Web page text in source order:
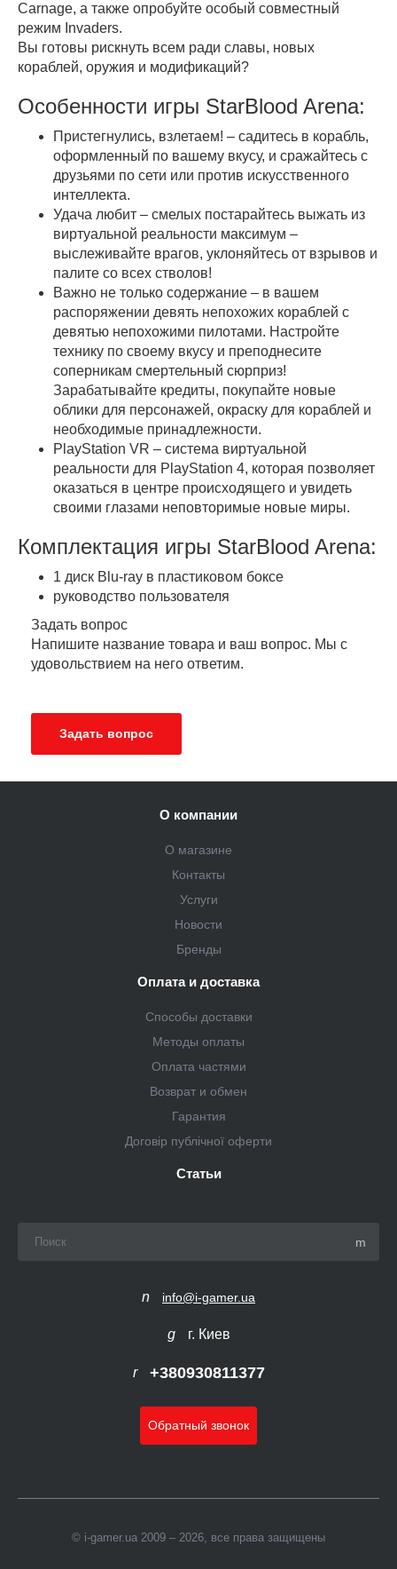
Carnage, а также опробуйте особый совместный
режим Invaders.
Вы готовы рискнуть всем ради славы, новых
кораблей, оружия и модификаций?
Особенности игры StarBlood Arena:
Пристегнулись, взлетаем! – садитесь в корабль,
оформленный по вашему вкусу, и сражайтесь с
друзьями по сети или против искусственного
интеллекта.
Удача любит – смелых постарайтесь выжать из
виртуальной реальности максимум –
выслеживайте врагов, уклоняйтесь от взрывов и
палите со всех стволов!
Важно не только содержание – в вашем
распоряжении девять непохожих кораблей с
девятью непохожими пилотами. Настройте
технику по своему вкусу и преподнесите
соперникам смертельный сюрприз!
Зарабатывайте кредиты, покупайте новые
облики для персонажей, окраску для кораблей и
необходимые принадлежности.
PlayStation VR – система виртуальной
реальности для PlayStation 4, которая позволяет
оказаться в центре происходящего и увидеть
своими глазами неповторимые новые миры.
Комплектация игры StarBlood Arena:
1 диск Blu-ray в пластиковом боксе
руководство пользователя
Задать вопрос
Напишите название товара и ваш вопрос. Мы с
удовольствием на него ответим.
Задать вопрос
О компании
О магазине
Контакты
Услуги
Новости
Бренды
Оплата и доставка
Способы доставки
Методы оплаты
Оплата частями
Возврат и обмен
Гарантия
Договір публічної оферти
Статьи
info@i-gamer.ua
г. Киев
+380930811377
Обратный звонок
© i-gamer.ua 2009 – 2026, все права защищены